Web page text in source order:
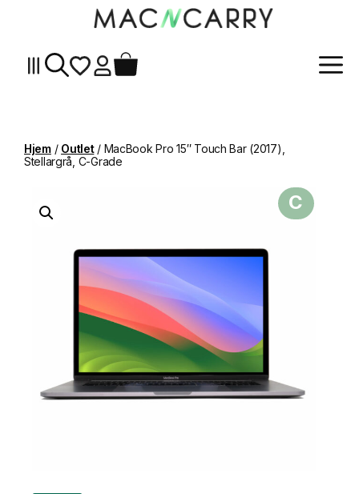
Hjem/ Outlet/ MacBook Pro 15″ Touch Bar (2017),
Stellargrå, C-Grade
C